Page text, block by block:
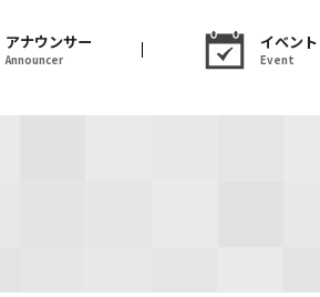
アナウンサー
Announcer
イベント
Event
アナウンサー
Announcer
試写会・プレゼント